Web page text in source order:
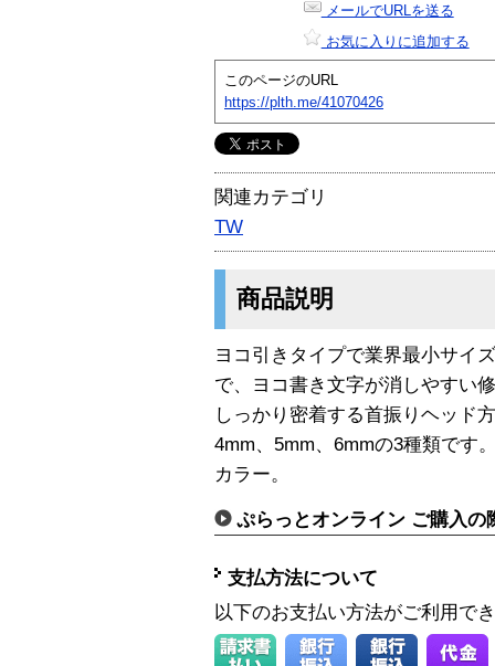
メールでURLを送る
お気に入りに追加する
このページのURL
https://plth.me/41070426
関連カテゴリ
TW
商品説明
ヨコ引きタイプで業界最小サイ
で、ヨコ書き文字が消しやすい
しっかり密着する首振りヘッド
4mm、5mm、6mmの3種類です
カラー。
ぷらっとオンライン ご購入の
支払方法について
以下のお支払い方法がご利用で